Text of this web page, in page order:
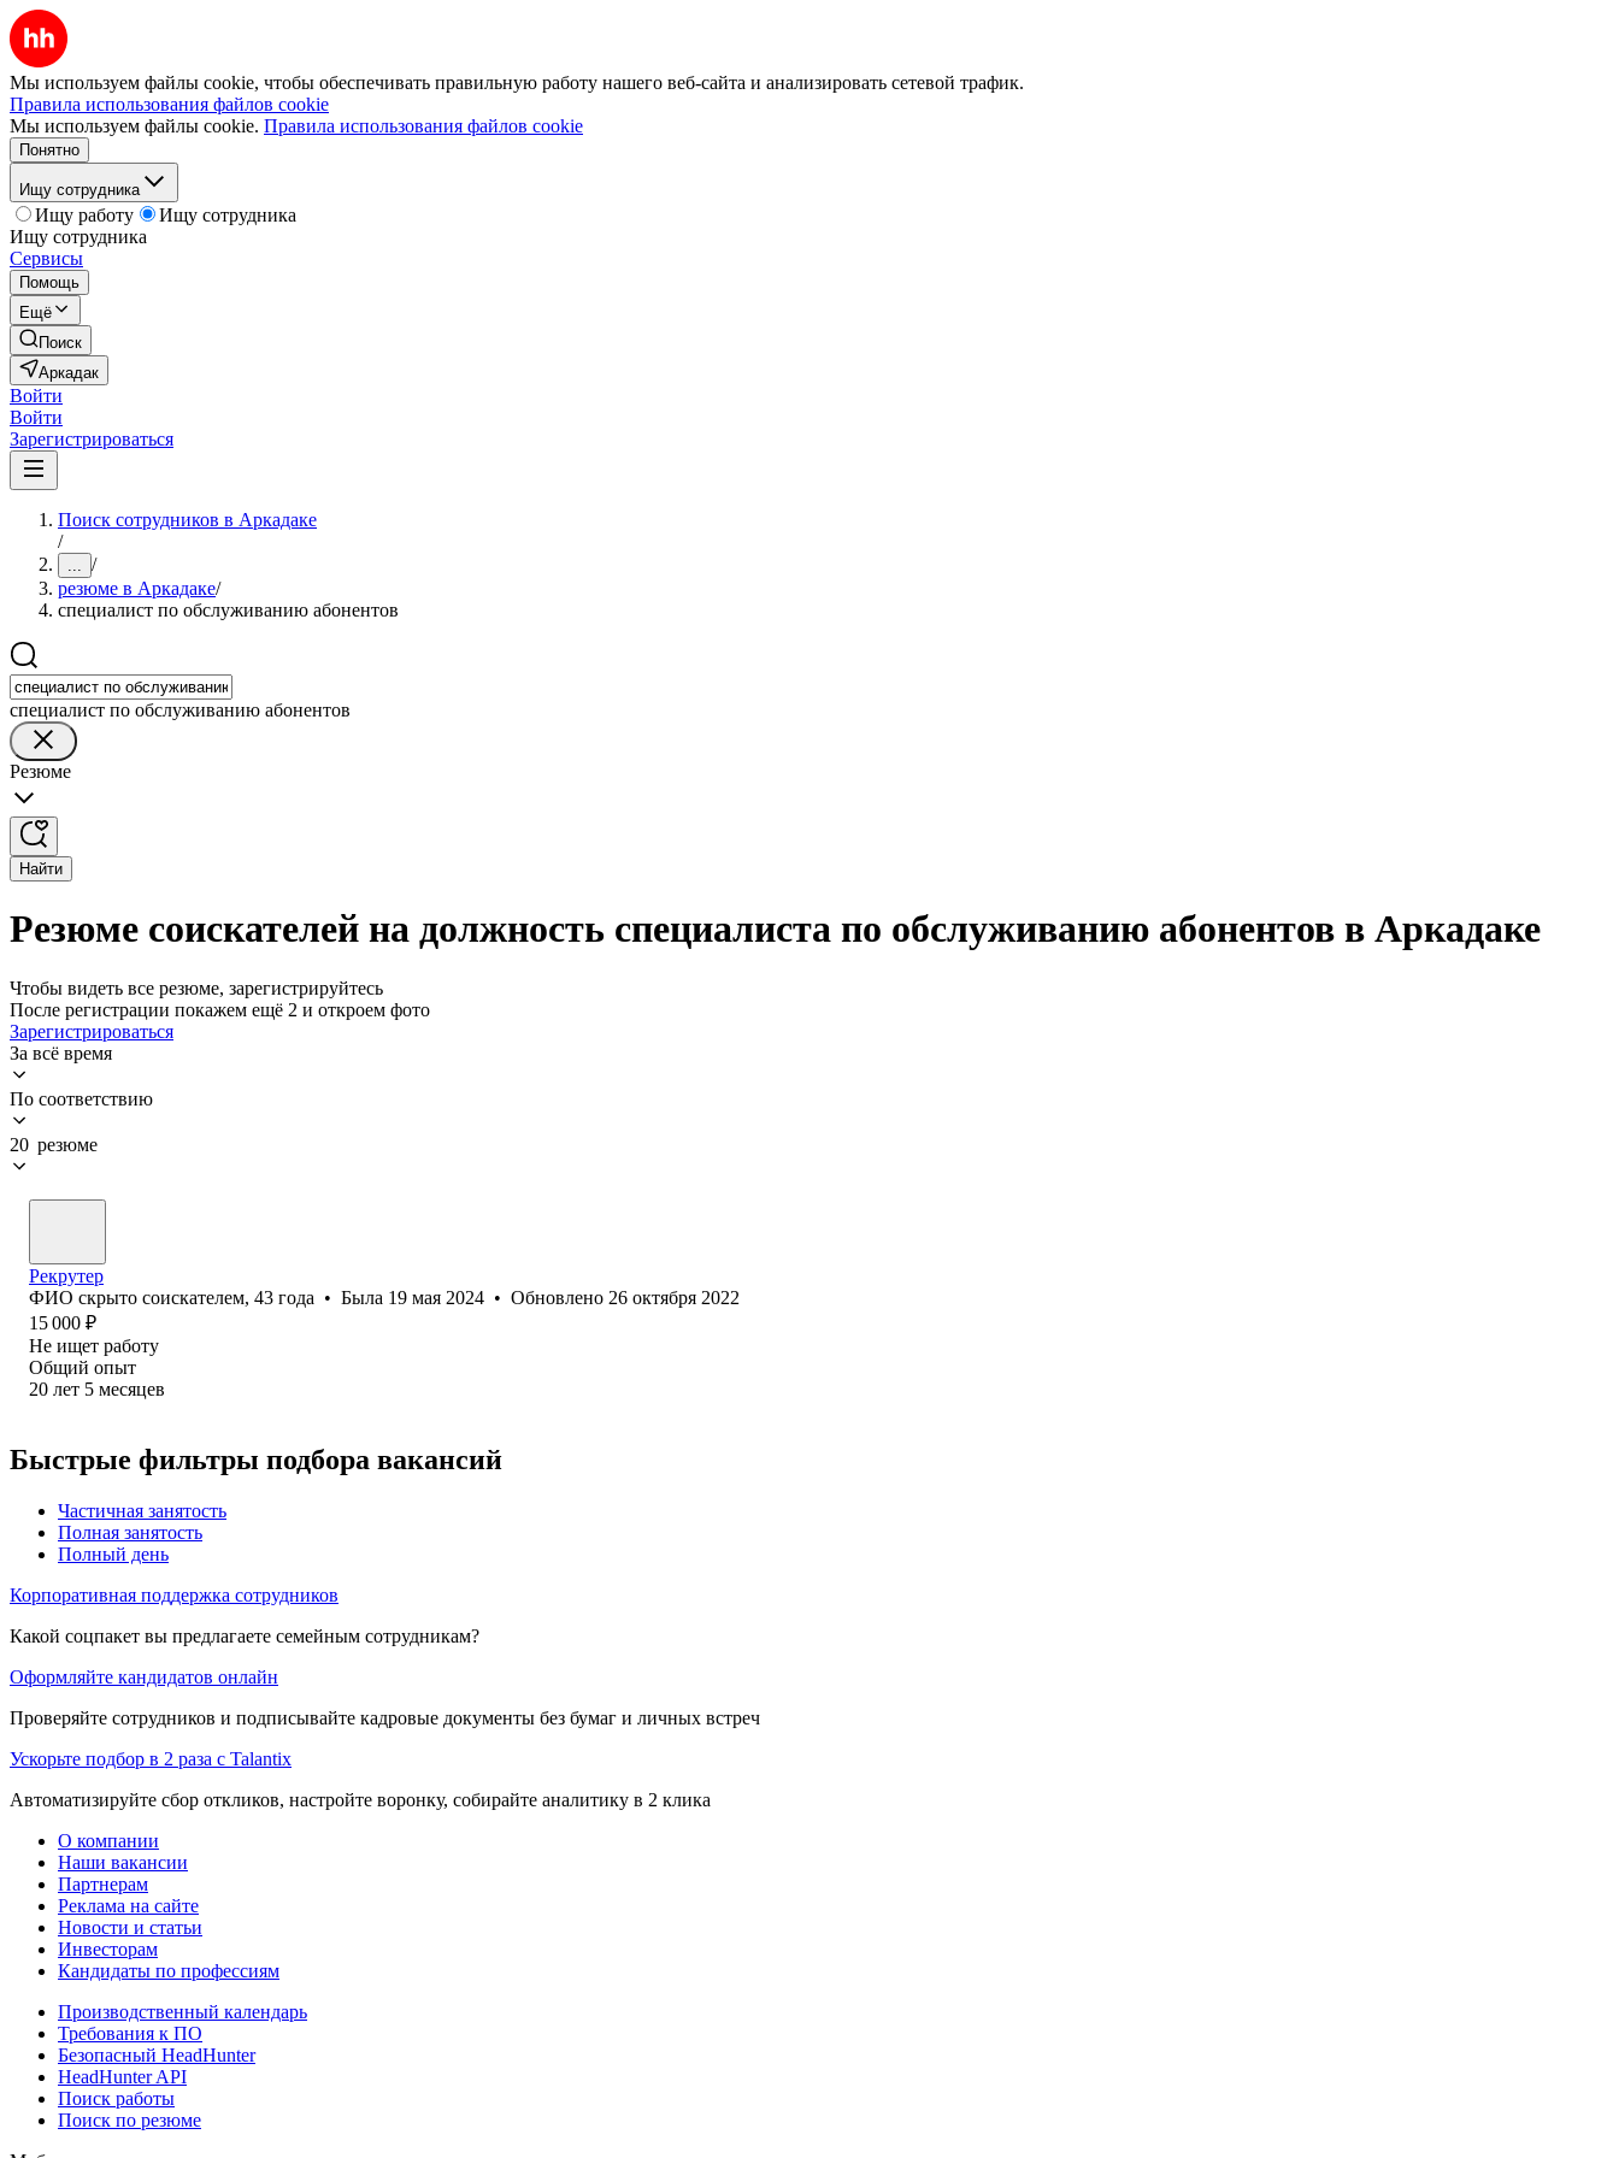
Мы используем файлы cookie, чтобы обеспечивать правильную работу нашего веб-сайта и анализировать сетевой трафик.
Правила использования файлов cookie
Мы используем файлы cookie. Правила использования файлов cookie
Понятно
Ищу сотрудника
Ищу работу
Ищу сотрудника
Ищу сотрудника
Сервисы
Помощь
Ещё
Поиск
Аркадак
Войти
Войти
Зарегистрироваться
Поиск сотрудников в Аркадаке
/
... /
резюме в Аркадаке/
специалист по обслуживанию абонентов
специалист по обслуживанию абонентов
Резюме
Найти
Резюме соискателей на должность специалиста по обслуживанию абонентов в Аркадаке
Чтобы видеть все резюме, зарегистрируйтесь
После регистрации покажем ещё 2 и откроем фото
Зарегистрироваться
За всё время
По соответствию
20 резюме
Рекрутер
ФИО скрыто соискателем, 43 года • Была 19 мая 2024 • Обновлено 26 октября 2022
15 000 ₽
Не ищет работу
Общий опыт
20 лет 5 месяцев
Быстрые фильтры подбора вакансий
Частичная занятость
Полная занятость
Полный день
Корпоративная поддержка сотрудников
Какой соцпакет вы предлагаете семейным сотрудникам?
Оформляйте кандидатов онлайн
Проверяйте сотрудников и подписывайте кадровые документы без бумаг и личных встреч
Ускорьте подбор в 2 раза с Talantix
Автоматизируйте сбор откликов, настройте воронку, собирайте аналитику в 2 клика
О компании
Наши вакансии
Партнерам
Реклама на сайте
Новости и статьи
Инвесторам
Кандидаты по профессиям
Производственный календарь
Требования к ПО
Безопасный HeadHunter
HeadHunter API
Поиск работы
Поиск по резюме